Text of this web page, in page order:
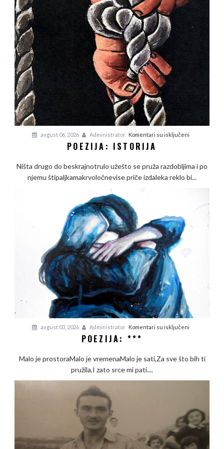
avgust 06, 2026 Administrator Komentari su isključenina
POEZIJA: ISTORIJA
Ništa drugo do beskrajnotrulo užešto se pruža razdobljima i po
njemu štipaljkamakrvoločnevise priče izdaleka reklo bi...
avgust 03, 2026 Administrator Komentari su isključenina
POEZIJA: ***
Malo je prostoraMalo je vremenaMalo je sati,Za sve što bih ti
pružila,I zato srce mi pati....